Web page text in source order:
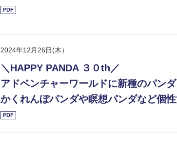
PDF
2024年12月26日(木）
＼HAPPY PANDA ３０th／
アドベンチャーワールドに新種のパン
かくれんぼパンダや瞑想パンダなど個性
PDF